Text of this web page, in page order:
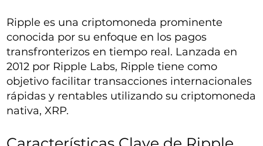
Ripple es una criptomoneda prominente
conocida por su enfoque en los pagos
transfronterizos en tiempo real. Lanzada en
2012 por Ripple Labs, Ripple tiene como
objetivo facilitar transacciones internacionales
rápidas y rentables utilizando su criptomoneda
nativa, XRP.